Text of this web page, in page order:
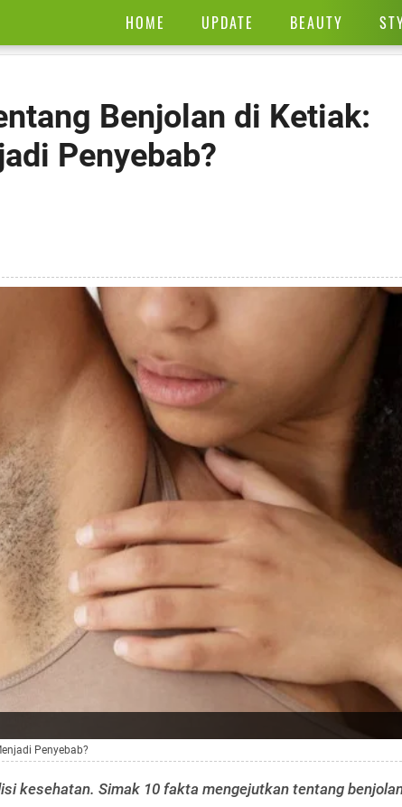
HOME UPDATE BEAUTY
Benjolan di Ketiak:
Penyebab?
Penyebab?
kesehatan. Simak 10 fakta mengejutkan tentang